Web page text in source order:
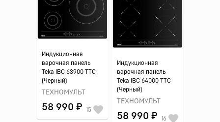
Индукционная
варочная панель
Teka IBC 63900 TTC
(Черный)
ТЕХНОМУЛЬТ
58 990 ₽ 15
Индукционная
варочная панель
Teka IBC 64000 TTC
(Черный)
ТЕХНОМУЛЬТ
58 990 ₽ 16